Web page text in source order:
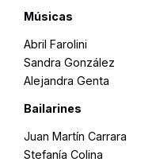
Músicas
Abril Farolini
Sandra González
Alejandra Genta
Bailarines
Juan Martín Carrara
Stefanía Colina